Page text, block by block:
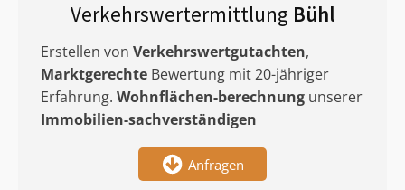
Verkehrswertermittlung Bühl
Erstellen von Verkehrswertgutachten,
Marktgerechte Bewertung mit 20-jähriger
Erfahrung. Wohnflächen-berechnung unserer
Immobilien-sachverständigen
Anfragen